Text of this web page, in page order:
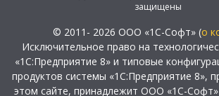
защищены
© 2011- 2026 ООО «1С-Софт» (о
Исключительное право на
«1С:Предприятие 8» и типовые
продуктов системы «1С:Предприятие 8»,
этом сайте, принадлежит ООО «1С-Софт»